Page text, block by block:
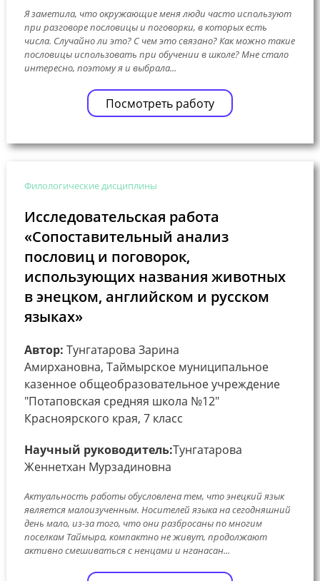
Я заметила, что окружающие меня люди часто используют
при разговоре пословицы и поговорки, в которых есть
числа. Случайно ли это? С чем это связано? Как можно такие
пословицы использовать при обучении в школе? Мне стало
интересно, поэтому я и выбрала...
Посмотреть работу
Филологические дисциплины
Исследовательская работа
«Сопоставительный анализ
пословиц и поговорок,
использующих названия животных
в энецком, английском и русском
языках»
Автор: Тунгатарова Зарина
Амирхановна, Таймырское муниципальное
казенное общеобразовательное учреждение
"Потаповская средняя школа №12"
Красноярского края, 7 класс
Научный руководитель:Тунгатарова
Женнетхан Мурзадиновна
Актуальность работы обусловлена тем, что энецкий язык
является малоизученным. Носителей языка на сегодняшний
день мало, из-за того, что они разбросаны по многим
поселкам Таймыра, компактно не живут, продолжают
активно смешиваться с ненцами и нганасан...